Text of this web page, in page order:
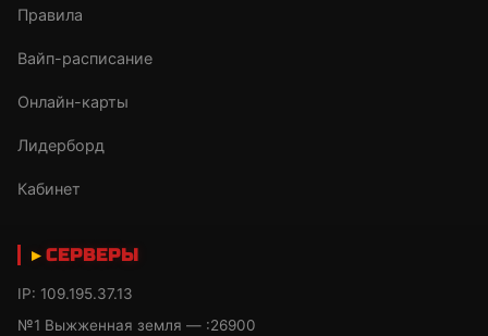
Правила
Вайп-расписание
Онлайн-карты
Лидерборд
Кабинет
СЕРВЕРЫ
IP: 109.195.37.13
№1 Выжженная земля — :26900